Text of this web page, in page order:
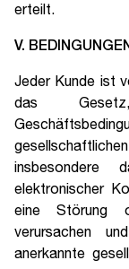
erteilt.
V.
Jeder Kunde ist
das
elektronischer
eine Störung
verursachen
anerkannte